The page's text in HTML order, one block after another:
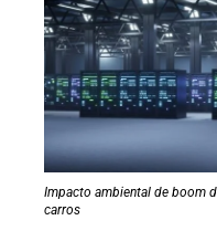
Impacto ambiental de boom
carros